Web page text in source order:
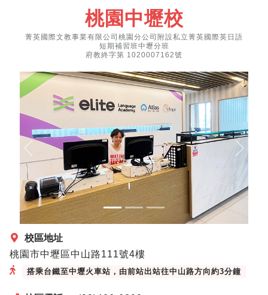
桃園中壢校
菁英國際文教事業有限公司桃園分公司附設私立菁英國際英日語
短期補習班中壢分班
府教終字第 1020007162號
Previous Next
校區地址
桃園市中壢區中山路111號4樓
搭乘台鐵至中壢火車站，由前站出站往中山路方向約3分鐘